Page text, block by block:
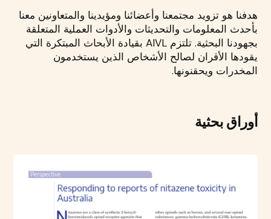
هدفنا هو تزويد مجتمعنا وأعضائنا ومؤيدينا والمتعاونين معنا
بأحدث المعلومات والتحديثات والأدوات العملية المتعلقة
بجهودنا البحثية. تلتزم AIVL بقيادة الأبحاث المبتكرة التي
يقودها الأقران لصالح الأشخاص الذين يستخدمون
المخدرات ويحقنونها.
أوراق بحثية